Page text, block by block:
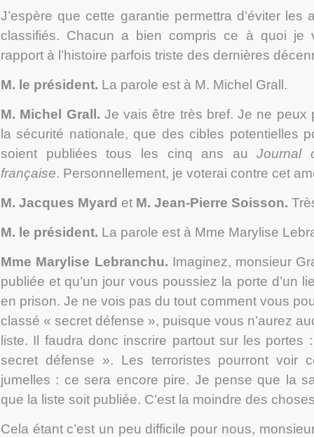
J’espère que cette garantie permettra d’éviter les
classifiés. Chacun a bien compris ce à quoi je
rapport à l’histoire parfois triste des dernières
M. le président. La parole est à M. Michel Grall.
M. Michel Grall . Je vais être très bref. Je ne peux
la sécurité nationale, que des cibles potentielles
soient publiées tous les cinq ans auJournal
française. Personnellement, je voterai contre cet
M. Jacques Myard et M. Jean-Pierre Soisson.
M. le président. La parole est à Mme Marylise
Mme Marylise Lebranchu. Imaginez, monsieur
publiée et qu’un jour vous poussiez la porte d’un
en prison. Je ne vois pas du tout comment vous
classé « secret défense », puisque vous n’aurez
liste. Il faudra donc inscrire partout sur les portes
secret défense ». Les terroristes pourront voir
jumelles : ce sera encore pire. Je pense que la
que la liste soit publiée. C’est la moindre des
Cela étant c’est un peu difficile pour nous,